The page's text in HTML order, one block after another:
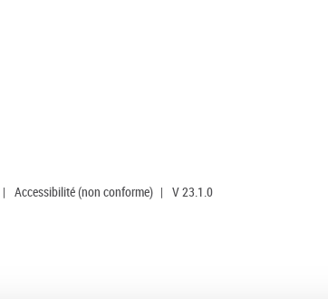
| Accessibilité (non conforme) | V 23.1.0